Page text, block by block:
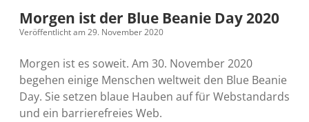
Kreativitätserklärung
Barrierefreiheit
Meine Fediverse Regeln
öffnen
barcamper.at – Die österreichische Barcamp Liste
Alleinr – Der Ruheraum im Web (externer Link)
S9y InfoCamp – Der Serendpity Podcast (externer
Link)
Impressum Dropdown-
Datenschutz
Microblog
rss email-
form
mastodon
Morgen ist der Blue Beanie Day 2020
Veröffentlicht am 29. November 2020
Morgen ist es soweit. Am 30. November 2020
begehen einige Menschen weltweit den Blue Beanie
Day. Sie setzen blaue Hauben auf für Webstandards
und ein barrierefreies Web.